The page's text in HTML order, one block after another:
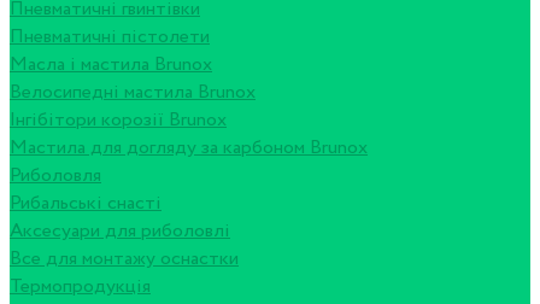
Пневматичні гвинтівки
Пневматичні пістолети
Масла і мастила Brunox
Велосипедні мастила Brunox
Інгібітори корозії Brunox
Мастила для догляду за карбоном Brunox
Риболовля
Рибальські снасті
Аксесуари для риболовлі
Все для монтажу оснастки
Термопродукція